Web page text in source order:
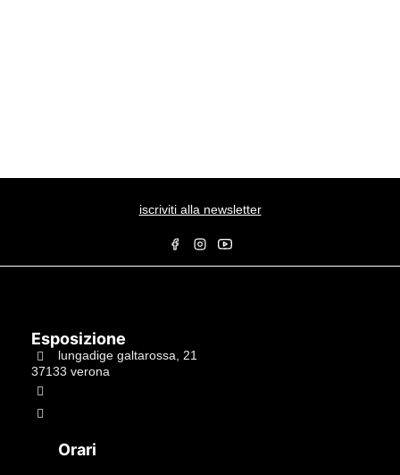
iscriviti alla newsletter
Esposizione
lungadige galtarossa, 21
37133 verona
Orari